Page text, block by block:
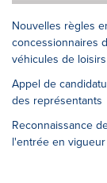
Nouvelles règles
concessionnaires
véhicules de loisirs
Appel de
des représentants
Reconnaissance
l'entrée en